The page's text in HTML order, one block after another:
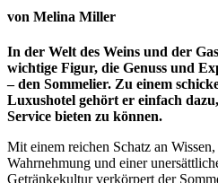
von Melina Miller
In der Welt des Weins und der
wichtige Figur, die Genuss und
– den Sommelier. Zu einem
Luxushotel gehört er einfach
Service bieten zu können.
Mit einem reichen Schatz an
Wahrnehmung und einer
Getränkekultur verkörpert der